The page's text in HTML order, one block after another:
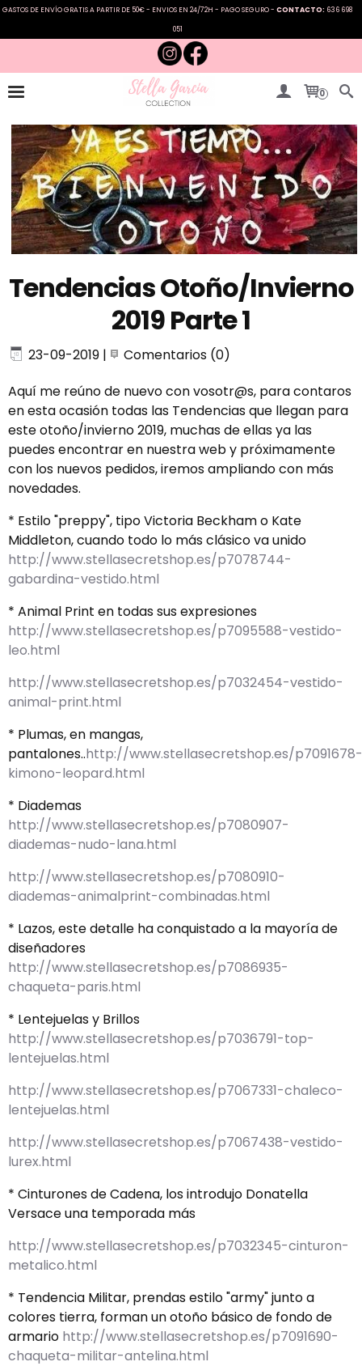
GASTOS DE ENVÍO GRATIS A PARTIR DE 50€ - ENVIOS EN 24/72H - PAGO SEGURO - CONTACTO: 636 698
051
0
Tendencias Otoño/Invierno
2019 Parte 1
23-09-2019 |
Comentarios (0)
Aquí me reúno de nuevo con vosotr@s, para contaros
en esta ocasión todas las Tendencias que llegan para
este otoño/invierno 2019, muchas de ellas ya las
puedes encontrar en nuestra web y próximamente
con los nuevos pedidos, iremos ampliando con más
novedades.
* Estilo "preppy", tipo Victoria Beckham o Kate
Middleton, cuando todo lo más clásico va unido
http://www.stellasecretshop.es/p7078744-
gabardina-vestido.html
* Animal Print en todas sus expresiones
http://www.stellasecretshop.es/p7095588-vestido-
leo.html
http://www.stellasecretshop.es/p7032454-vestido-
animal-print.html
* Plumas, en mangas,
pantalones..http://www.stellasecretshop.es/p7091678-
kimono-leopard.html
* Diademas
http://www.stellasecretshop.es/p7080907-
diademas-nudo-lana.html
http://www.stellasecretshop.es/p7080910-
diademas-animalprint-combinadas.html
* Lazos, este detalle ha conquistado a la mayoría de
diseñadores
http://www.stellasecretshop.es/p7086935-
chaqueta-paris.html
* Lentejuelas y Brillos
http://www.stellasecretshop.es/p7036791-top-
lentejuelas.html
http://www.stellasecretshop.es/p7067331-chaleco-
lentejuelas.html
http://www.stellasecretshop.es/p7067438-vestido-
lurex.html
* Cinturones de Cadena, los introdujo Donatella
Versace una temporada más
http://www.stellasecretshop.es/p7032345-cinturon-
metalico.html
* Tendencia Militar, prendas estilo "army" junto a
colores tierra, forman un otoño básico de fondo de
armario http://www.stellasecretshop.es/p7091690-
chaqueta-militar-antelina.html